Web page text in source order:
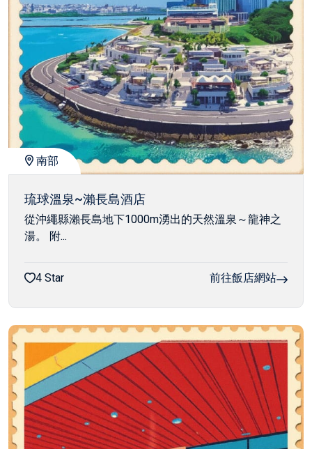
南部
琉球溫泉~瀨長島酒店
從沖繩縣瀨長島地下1000m湧出的天然溫泉～龍神之
湯。 附...
4 Star 前往飯店網站